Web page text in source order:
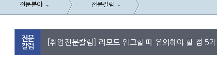
전문분야 전문칼럼
[취업전문칼럼] 리모트 워크할 때 유의해야 할 점 5